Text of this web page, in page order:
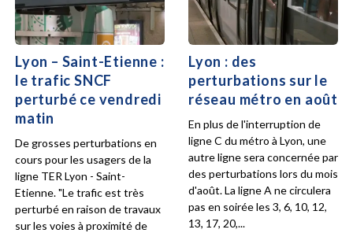
Lyon – Saint-Etienne :
le trafic SNCF
perturbé ce vendredi
matin
De grosses perturbations en
cours pour les usagers de la
ligne TER Lyon - Saint-
Etienne. "Le trafic est très
perturbé en raison de travaux
sur les voies à proximité de
Lyon : des
perturbations sur le
réseau métro en août
En plus de l'interruption de
ligne C du métro à Lyon, une
autre ligne sera concernée par
des perturbations lors du mois
d'août. La ligne A ne circulera
pas en soirée les 3, 6, 10, 12,
13, 17, 20,...